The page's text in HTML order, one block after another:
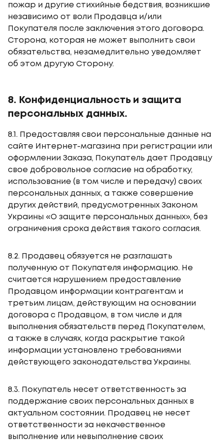
пожар и другие стихийные бедствия, возникшие
независимо от воли Продавца и/или
Покупателя после заключения этого договора.
Сторона, которая не может выполнить свои
обязательства, незамедлительно уведомляет
об этом другую Сторону.
8. Конфиденциальность и защита
персональных данных.
8.1. Предоставляя свои персональные данные на
сайте Интернет-магазина при регистрации или
оформлении Заказа, Покупатель дает Продавцу
свое добровольное согласие на обработку,
использование (в том числе и передачу) своих
персональных данных, а также совершение
других действий, предусмотренных Законом
Украины «О защите персональных данных», без
ограничения срока действия такого согласия.
8.2. Продавец обязуется не разглашать
полученную от Покупателя информацию. Не
считается нарушением предоставление
Продавцом информации контрагентам и
третьим лицам, действующим на основании
договора с Продавцом, в том числе и для
выполнения обязательств перед Покупателем,
а также в случаях, когда раскрытие такой
информации установлено требованиями
действующего законодательства Украины.
8.3. Покупатель несет ответственность за
поддержание своих персональных данных в
актуальном состоянии. Продавец не несет
ответственности за некачественное
выполнение или невыполнение своих